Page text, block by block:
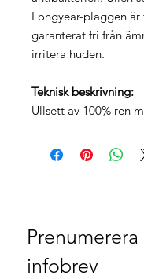
Longyear-plaggen är
garanterat fri från
irritera huden.
Teknisk beskrivning:
Ullsett av 100% ren
infobrev